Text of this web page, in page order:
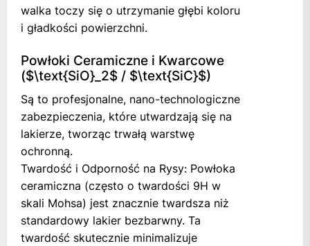
walka toczy się o utrzymanie głębi koloru
i gładkości powierzchni.
Powłoki Ceramiczne i Kwarcowe
($\text{SiO}_2$ / $\text{SiC}$)
Są to profesjonalne, nano-technologiczne
zabezpieczenia, które utwardzają się na
lakierze, tworząc trwałą warstwę
ochronną.
Twardość i Odporność na Rysy: Powłoka
ceramiczna (często o twardości 9H w
skali Mohsa) jest znacznie twardsza niż
standardowy lakier bezbarwny. Ta
twardość skutecznie minimalizuje